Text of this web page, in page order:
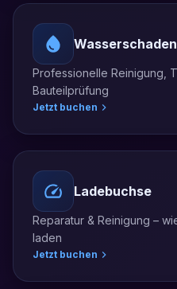
Wasserschaden
Professionelle Reinigung,
Bauteilprüfung
Jetzt buchen
Ladebuchse
Reparatur & Reinigung –
laden
Jetzt buchen